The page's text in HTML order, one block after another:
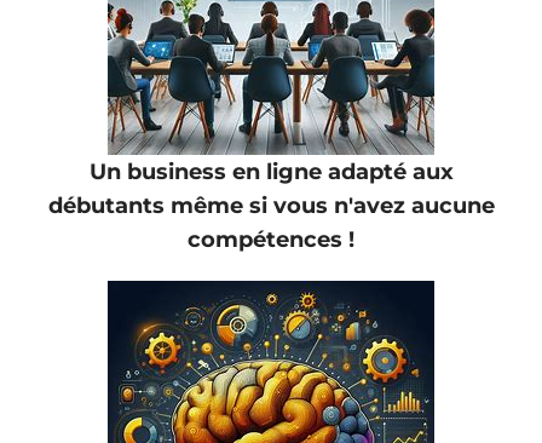
Un business en ligne adapté aux
débutants même si vous n'avez aucune
compétences !